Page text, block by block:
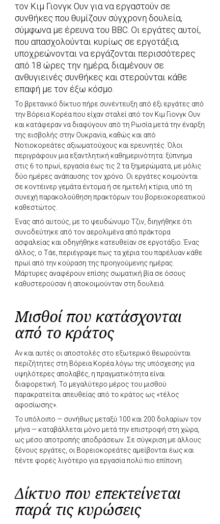
τον Κιμ Γιονγκ Ουν για να εργαστούν σε
συνθήκες που θυμίζουν σύγχρονη δουλεία,
σύμφωνα με έρευνα του BBC. Οι εργάτες αυτοί,
που απασχολούνται κυρίως σε εργοτάξια,
υποχρεώνονται να εργάζονται περισσότερες
από 18 ώρες την ημέρα, διαμένουν σε
ανθυγιεινές συνθήκες και στερούνται κάθε
επαφή με τον έξω κόσμο.
Το βρετανικό δίκτυο πήρε συνέντευξη από έξι εργάτες από
την Βόρεια Κορέα που είχαν σταλεί από τον Κιμ Γιονγκ Ουν
και κατάφεραν να διαφύγουν από τη Ρωσία μετά την έναρξη
της εισβολής στην Ουκρανία, καθώς και από
Νοτιοκορεάτες αξιωματούχους και ερευνητές. Όλοι
περιγράφουν μια εξαντλητική καθημερινότητα: ξύπνημα
στις 6 το πρωί, εργασία έως τις 2 τα ξημερώματα, με μόλις
δύο ημέρες ανάπαυσης τον χρόνο. Οι εργάτες κοιμούνται
σε κοντέινερ γεμάτα έντομα ή σε ημιτελή κτίρια, υπό τη
συνεχή παρακολούθηση πρακτόρων του βορειοκορεατικού
καθεστώτος.
Ένας από αυτούς, με το ψευδώνυμο Τζιν, διηγήθηκε ότι
συνοδεύτηκε από τον αερολιμένα από πράκτορα
ασφαλείας και οδηγήθηκε κατευθείαν σε εργοτάξιο. Ένας
άλλος, ο Τάε, περιέγραψε πως τα χέρια του παρέλυαν κάθε
πρωί από την κούραση της προηγούμενης ημέρας.
Μάρτυρες αναφέρουν επίσης σωματική βία σε όσους
καθυστερούσαν ή αποκοιμούνταν στη δουλειά.
Μισθοί που κατάσχονται
από το κράτος
Αν και αυτές οι αποστολές στο εξωτερικό θεωρούνται
περιζήτητες στη Βόρεια Κορέα λόγω της υπόσχεσης για
υψηλότερες απολαβές, η πραγματικότητα είναι
διαφορετική. Το μεγαλύτερο μέρος του μισθού
παρακρατείται απευθείας από το κράτος ως «τέλος
αφοσίωσης».
Το υπόλοιπο — συνήθως μεταξύ 100 και 200 δολαρίων τον
μήνα — καταβάλλεται μόνο μετά την επιστροφή στη χώρα,
ως μέσο αποτροπής αποδράσεων. Σε σύγκριση με άλλους
ξένους εργάτες, οι Βορειοκορεάτες αμείβονται έως και
πέντε φορές λιγότερο για εργασία πολύ πιο επίπονη.
Δίκτυο που επεκτείνεται
παρά τις κυρώσεις